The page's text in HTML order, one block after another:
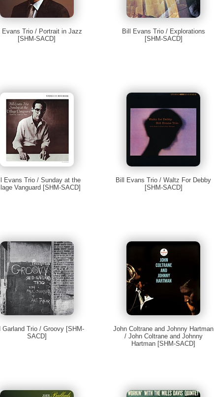
Evans Trio / Portrait in Jazz
[SHM-SACD]
Bill Evans Trio / Explorations
[SHM-SACD]
Evans Trio / Sunday at the
Vanguard [SHM-SACD]
Bill Evans Trio / Waltz For Debby
[SHM-SACD]
Garland Trio / Groovy [SHM-
SACD]
John Coltrane and Johnny Hartman
/ John Coltrane and Johnny
Hartman [SHM-SACD]